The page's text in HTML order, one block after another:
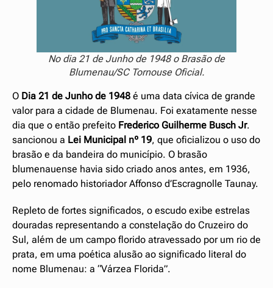
No dia 21 de Junho de 1948 o Brasão de
Blumenau/SC Tornouse Oficial.
O Dia 21 de Junho de 1948 é uma data cívica de grande
valor para a cidade de Blumenau. Foi exatamente nesse
dia que o então prefeito Frederico Guilherme Busch Jr.
sancionou a Lei Municipal nº 19, que oficializou o uso do
brasão e da bandeira do município. O brasão
blumenauense havia sido criado anos antes, em 1936,
pelo renomado historiador Affonso d’Escragnolle Taunay.
Repleto de fortes significados, o escudo exibe estrelas
douradas representando a constelação do Cruzeiro do
Sul, além de um campo florido atravessado por um rio de
prata, em uma poética alusão ao significado literal do
nome Blumenau: a “Várzea Florida”.